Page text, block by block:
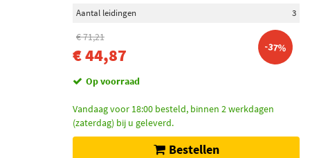
Aantal leidingen
3
€ 71,21
€ 44,87 -37%
Op voorraad
Vandaag voor 18:00 besteld, binnen 2 werkdagen
(zaterdag) bij u geleverd.
Bestellen